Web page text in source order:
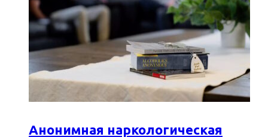
Анонимная наркологическая